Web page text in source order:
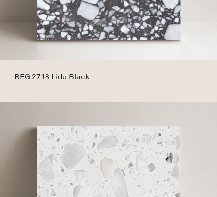
REG 2718 Lido Black